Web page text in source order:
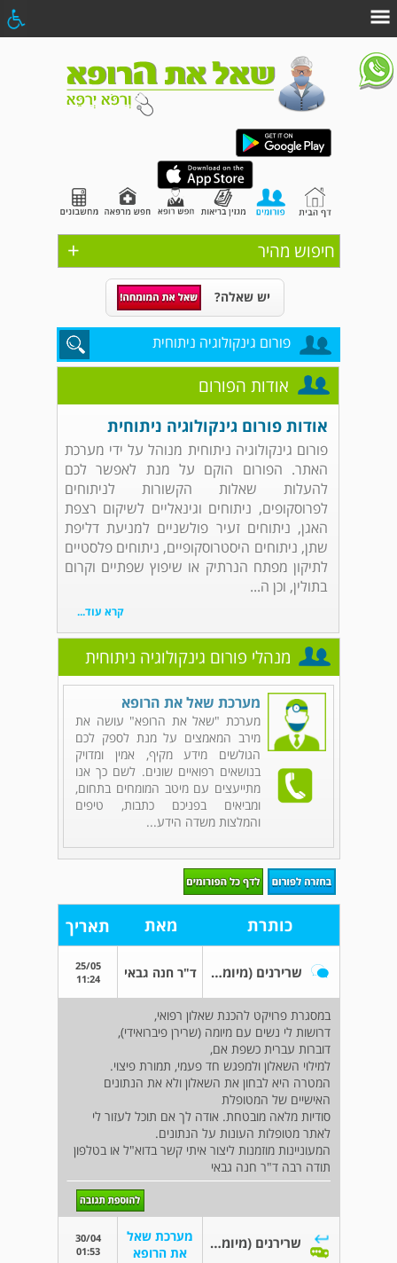
+ חיפוש מהיר
יש שאלה?
פורום גינקולוגיה ניתוחית
אודות הפורום
אודות פורום גינקולוגיה ניתוחית
פורום גינקולוגיה ניתוחית מנוהל על ידי מערכת
האתר. הפורום הוקם על מנת לאפשר לכם
להעלות שאלות הקשורות לניתוחים
לפרוסקופים, ניתוחים וגינאליים לשיקום רצפת
האגן, ניתוחים זעיר פולשניים למניעת דליפת
שתן, ניתוחים היסטרוסקופיים, ניתוחים פלסטיים
לתיקון מפתח הנרתיק או שיפוץ שפתיים וקרום
בתולין, וכן ה...
קרא עוד...
מנהלי פורום גינקולוגיה ניתוחית
מערכת שאל את הרופא
מערכת "שאל את הרופא" עושה את
מירב המאמצים על מנת לספק לכם
הגולשים מידע מקיף, אמין ומדויק
בנושאים רפואיים שונים. לשם כך אנו
מתייעצים עם מיטב המומחים בתחום,
ומביאים בפניכם כתבות, טיפים
והמלצות משדה הידע...
כותרת מאת תאריך
שרירנים (מיומות) ד"ר חנה גבאי
25/05
11:24
במסגרת פרויקט להכנת שאלון רפואי,
דרושות לי נשים עם מיומה (שרירן פיברואידי),
דוברות עברית כשפת אם,
למילוי השאלון ולמפגש חד פעמי, תמורת פיצוי.
המטרה היא לבחון את השאלון ולא את הנתונים
האישיים של המטופלת
סודיות מלאה מובטחת. אודה לך אם תוכל לעזור לי
לאתר מטופלות העונות על הנתונים.
המעוניינות מוזמנות ליצור איתי קשר בדוא"ל או בטלפון
תודה רבה ד"ר חנה גבאי
שרירנים (מיומות)
מערכת שאל
את הרופא
30/04
01:53